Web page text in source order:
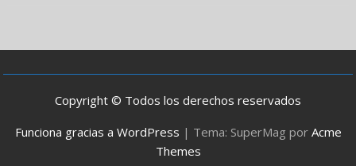
Copyright © Todos los derechos reservados
Funciona gracias a WordPress | Tema: SuperMag por Acme
Themes